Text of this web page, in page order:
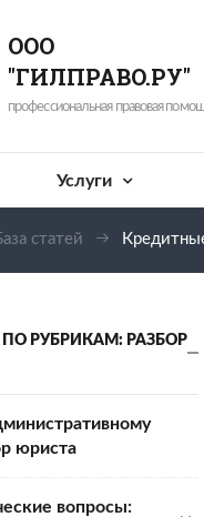
ООО
"ГИЛПРАВО.РУ"
профессиональная правовая
Услуги
статей
РУБРИКАМ: РАЗБОР
юриста
вопросы: